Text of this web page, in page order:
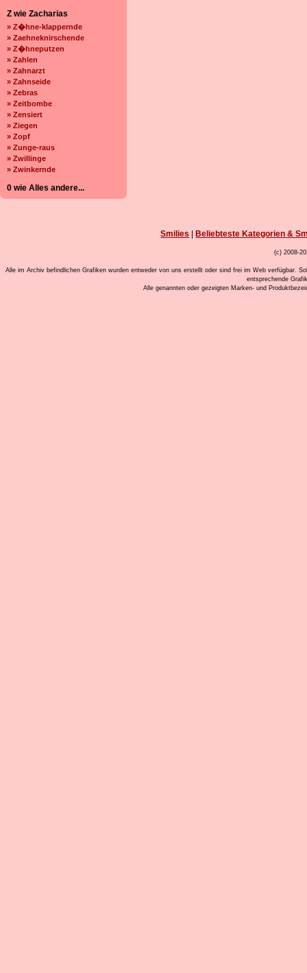
Z wie Zacharias
» Z�hne-klappernde
» Zaehneknirschende
» Z�hneputzen
» Zahlen
» Zahnarzt
» Zahnseide
» Zebras
» Zeitbombe
» Zensiert
» Ziegen
» Zopf
» Zunge-raus
» Zwillinge
» Zwinkernde
0 wie Alles andere...
Smilies Beliebteste Kategorien &
(c) 2008-
Alle im Archiv befindlichen Grafiken wurden entweder von uns erstellt oder sind frei im Web verfügbar.
entsprechende
Alle genannten oder gezeigten Marken- und